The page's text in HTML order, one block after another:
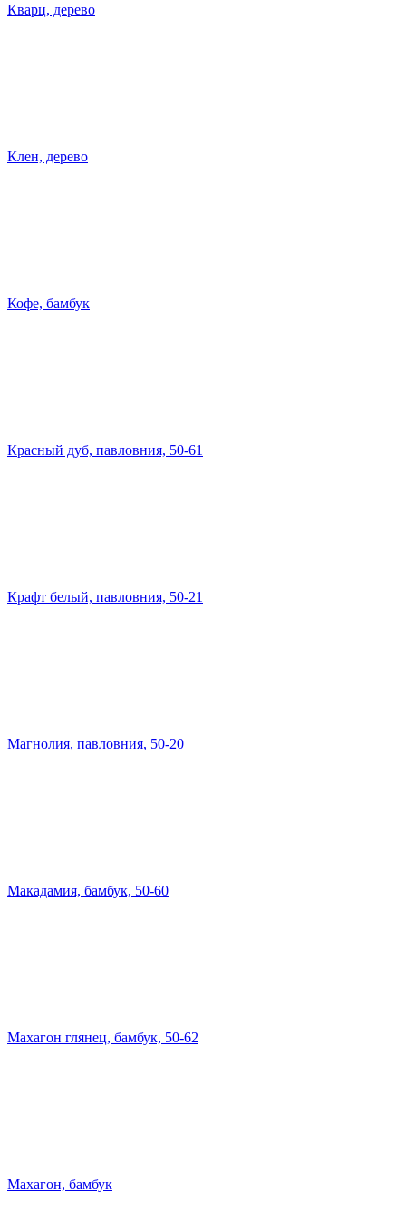
Кварц, дерево
Клен, дерево
Кофе, бамбук
Красный дуб, павловния, 50-61
Крафт белый, павловния, 50-21
Магнолия, павловния, 50-20
Макадамия, бамбук, 50-60
Махагон глянец, бамбук, 50-62
Махагон, бамбук